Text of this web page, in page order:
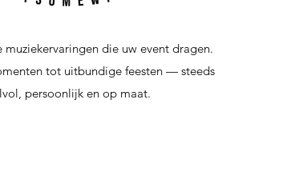
muziekervaringen die uw event dragen.
tot uitbundige feesten — steeds
persoonlijk en op maat.